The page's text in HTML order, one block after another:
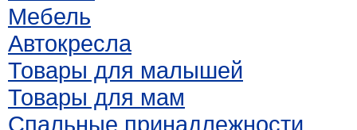
Мебель
Автокресла
Товары для малышей
Товары для мам
Спальные принадлежности